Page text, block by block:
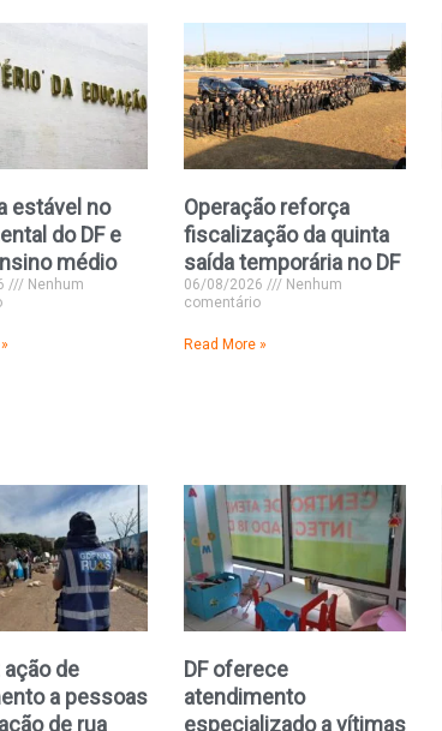
estável no
do DF e
médio
Nenhum
Operação reforça
fiscalização da quinta
saída temporária no DF
06/08/2026
Nenhum
comentário
Read More »
ação de
a pessoas
de rua
DF oferece
atendimento
especializado a vítimas